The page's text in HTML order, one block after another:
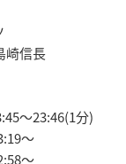
崎信長
～23:46(1分)
～
～